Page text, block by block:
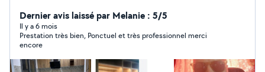
montage et démontage des meubles: cuisine, chambre
d'enfant, chambre à coucher ,lustres, papier pain,
plomberie, debouchage tube de vacations,aide de
déménagement.....
Dernier avis laissé par Melanie : 5/5
Il y a 6 mois
Prestation très bien, Ponctuel et très professionnel merci
encore